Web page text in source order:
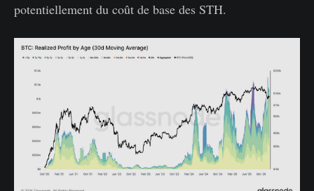
potentiellement du coût de base des STH.